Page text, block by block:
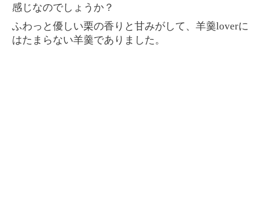
感じなのでしょうか？
ふわっと優しい栗の香りと甘みがして、羊羹loverに
はたまらない羊羹でありました。